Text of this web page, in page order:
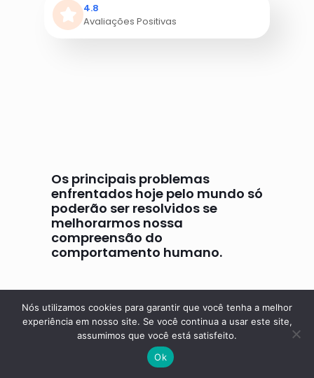
4.8
Avaliações Positivas
Os principais problemas
enfrentados hoje pelo mundo só
poderão ser resolvidos se
melhorarmos nossa
compreensão do
comportamento humano.
Nós utilizamos cookies para garantir que você tenha a melhor
experiência em nosso site. Se você continua a usar este site,
assumimos que você está satisfeito.
Ok